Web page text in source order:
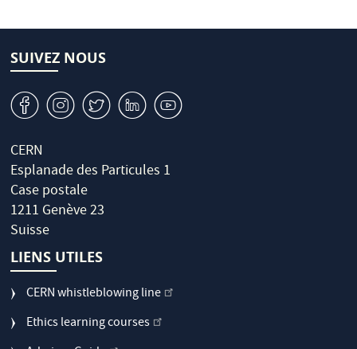
SUIVEZ NOUS
v J W M 1
CERN
Esplanade des Particules 1
Case postale
1211 Genève 23
Suisse
LIENS UTILES
CERN whistleblowing line
Ethics learning courses